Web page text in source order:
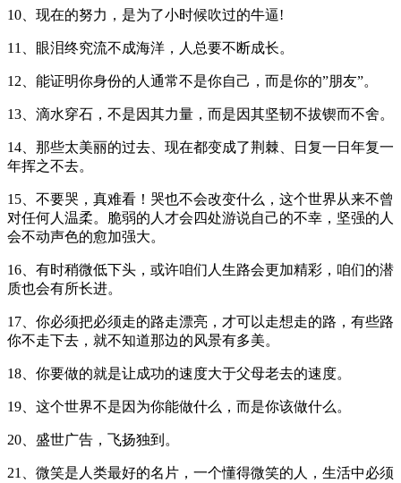
10、现在的努力，是为了小时候吹过的牛逼!
11、眼泪终究流不成海洋，人总要不断成长。
12、能证明你身份的人通常不是你自己，而是你的”朋友”。
13、滴水穿石，不是因其力量，而是因其坚韧不拔锲而不舍。
14、那些太美丽的过去、现在都变成了荆棘、日复一日年复一
年挥之不去。
15、不要哭，真难看！哭也不会改变什么，这个世界从来不曾
对任何人温柔。脆弱的人才会四处游说自己的不幸，坚强的人
会不动声色的愈加强大。
16、有时稍微低下头，或许咱们人生路会更加精彩，咱们的潜
质也会有所长进。
17、你必须把必须走的路走漂亮，才可以走想走的路，有些路
你不走下去，就不知道那边的风景有多美。
18、你要做的就是让成功的速度大于父母老去的速度。
19、这个世界不是因为你能做什么，而是你该做什么。
20、盛世广告，飞扬独到。
21、微笑是人类最好的名片，一个懂得微笑的人，生活中必须